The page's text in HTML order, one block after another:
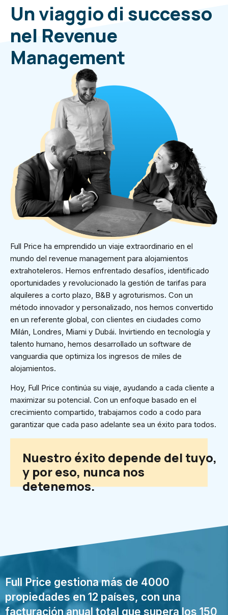
Full Price ha emprendido un viaje extraordinario en el
mundo del revenue management para alojamientos
extrahoteleros. Hemos enfrentado desafíos, identificado
oportunidades y revolucionado la gestión de tarifas para
alquileres a corto plazo, B&B y agroturismos. Con un
método innovador y personalizado, nos hemos convertido
en un referente global, con clientes en ciudades como
Milán, Londres, Miami y Dubái. Invirtiendo en tecnología y
talento humano, hemos desarrollado un software de
vanguardia que optimiza los ingresos de miles de
alojamientos.
Hoy, Full Price continúa su viaje, ayudando a cada cliente a
maximizar su potencial. Con un enfoque basado en el
crecimiento compartido, trabajamos codo a codo para
garantizar que cada paso adelante sea un éxito para todos.
Nuestro éxito depende del tuyo,
y por eso, nunca nos
detenemos.
Un viaggio di successo
nel Revenue
Management​
Full Price gestiona más de 4000
propiedades en 12 países, con una
facturación anual total que supera los 150